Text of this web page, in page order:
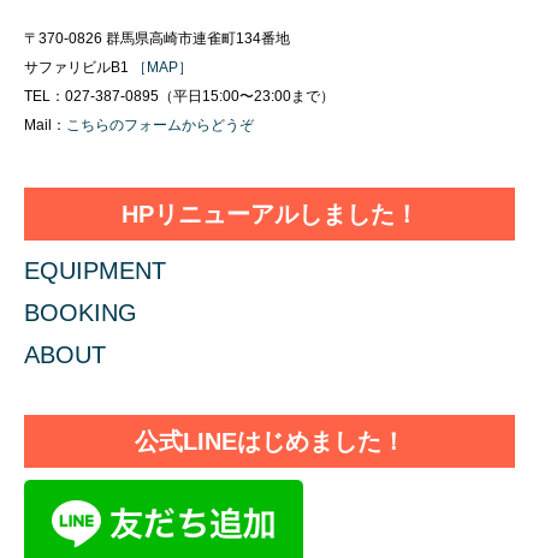
〒370-0826 群馬県高崎市連雀町134番地
サファリビルB1
［MAP］
TEL：027-387-0895（平日15:00〜23:00まで）
Mail： こちらのフォームからどうぞ
HPリニューアルしました！
EQUIPMENT
BOOKING
ABOUT
公式LINEはじめました！